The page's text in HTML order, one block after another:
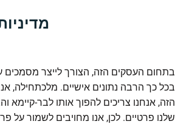
בתחום העסקים הזה, הצורך לייצר מסמכים
בכל כך הרבה נתונים אישיים. מלכתחילה,
הזה, אנחנו צריכים להפוך אותו לבר-קיימא
שלנו פרטיים. לכן, אנו מחויבים לשמור על